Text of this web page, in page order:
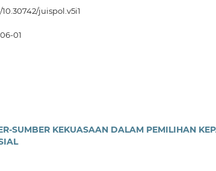
juispol.v5i1
01
SUMBER KEKUASAAN DALAM PEMILIHAN